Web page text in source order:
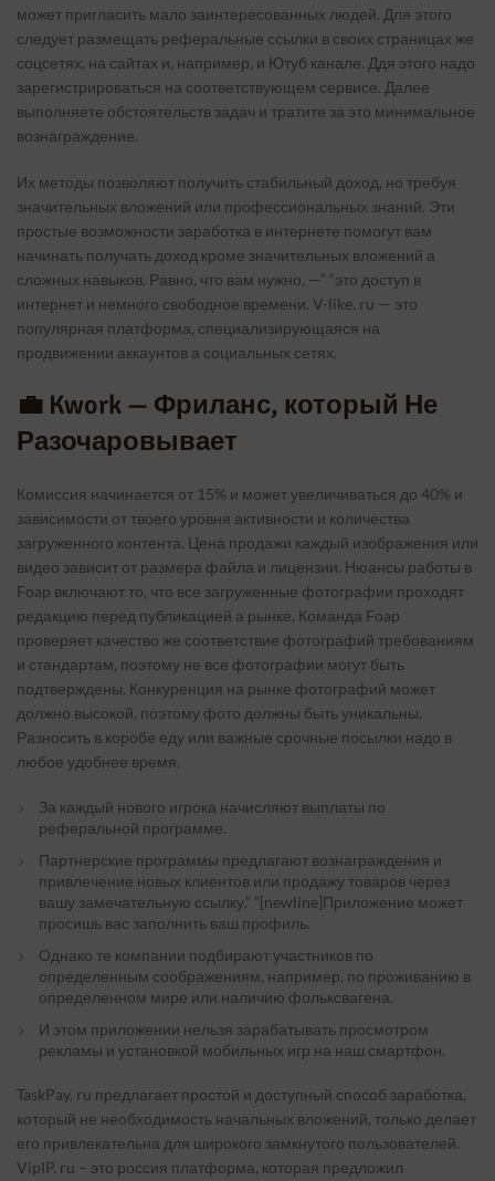
может пригласить мало заинтересованных людей. Для этого
следует размещать реферальные ссылки в своих страницах же
соцсетях, на сайтах и, например, и Ютуб канале. Ддя этого надо
зарегистрироваться на соответствующем сервисе. Далее
выполняете обстоятельств задач и тратите за это минимальное
вознаграждение.
Их методы позволяют получить стабильный доход, но требуя
значительных вложений или профессиональных знаний. Эти
простые возможности заработка в интернете помогут вам
начинать получать доход кроме значительных вложений а
сложных навыков. Равно, что вам нужно, —” “это доступ в
интернет и немного свободное времени. V-like. ru — это
популярная платформа, специализирующаяся на
продвижении аккаунтов а социальных сетях.
💼 Kwork — Фриланс, который Не
Разочаровывает
Комиссия начинается от 15% и может увеличиваться до 40% и
зависимости от твоего уровня активности и количества
загруженного контента. Цена продажи каждый изображения или
видео зависит от размера файла и лицензии. Нюансы работы в
Foap включают то, что все загруженные фотографии проходят
редакцию перед публикацией а рынке. Команда Foap
проверяет качество же соответствие фотографий требованиям
и стандартам, поэтому не все фотографии могут быть
подтверждены. Конкуренция на рынке фотографий может
должно высокой, поэтому фото должны быть уникальны.
Разносить в коробе еду или важные срочные посылки надо в
любое удобнее время.
За каждый нового игрока начисляют выплаты по
реферальной программе.
Партнерские программы предлагают вознаграждения и
привлечение новых клиентов или продажу товаров через
вашу замечательную ссылку.” “[newline]Приложение может
просишь вас заполнить ваш профиль.
Однако те компании подбирают участников по
определенным соображениям, например, по проживанию в
определенном мире или наличию фольксвагена.
И этом приложении нельзя зарабатывать просмотром
рекламы и установкой мобильных игр на наш смартфон.
TaskPay. ru предлагает простой и доступный способ заработка,
который не необходимость начальных вложений, только делает
его привлекательна для широкого замкнутого пользователей.
VipIP. ru – это россия платформа, которая предложил